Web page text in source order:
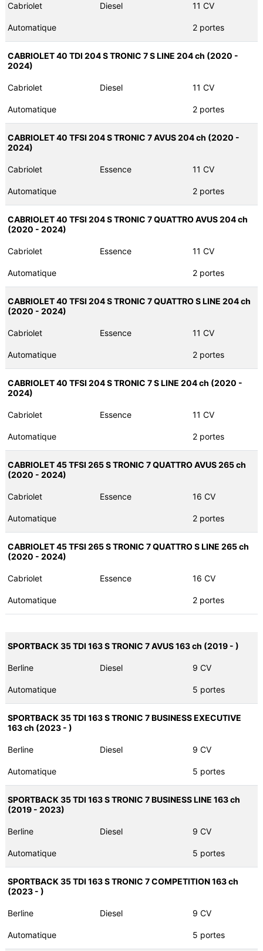
Cabriolet Diesel 11 CV
Automatique 2 portes
CABRIOLET 40 TDI 204 S TRONIC 7 S LINE 204 ch (2020 -
2024)
Cabriolet Diesel 11 CV
Automatique 2 portes
CABRIOLET 40 TFSI 204 S TRONIC 7 AVUS 204 ch (2020 -
2024)
Cabriolet Essence 11 CV
Automatique 2 portes
CABRIOLET 40 TFSI 204 S TRONIC 7 QUATTRO AVUS 204 ch
(2020 - 2024)
Cabriolet Essence 11 CV
Automatique 2 portes
CABRIOLET 40 TFSI 204 S TRONIC 7 QUATTRO S LINE 204 ch
(2020 - 2024)
Cabriolet Essence 11 CV
Automatique 2 portes
CABRIOLET 40 TFSI 204 S TRONIC 7 S LINE 204 ch (2020 -
2024)
Cabriolet Essence 11 CV
Automatique 2 portes
CABRIOLET 45 TFSI 265 S TRONIC 7 QUATTRO AVUS 265 ch
(2020 - 2024)
Cabriolet Essence 16 CV
Automatique 2 portes
CABRIOLET 45 TFSI 265 S TRONIC 7 QUATTRO S LINE 265 ch
(2020 - 2024)
Cabriolet Essence 16 CV
Automatique 2 portes
SPORTBACK 35 TDI 163 S TRONIC 7 AVUS 163 ch (2019 - )
Berline Diesel 9 CV
Automatique 5 portes
SPORTBACK 35 TDI 163 S TRONIC 7 BUSINESS EXECUTIVE
163 ch (2023 - )
Berline Diesel 9 CV
Automatique 5 portes
SPORTBACK 35 TDI 163 S TRONIC 7 BUSINESS LINE 163 ch
(2019 - 2023)
Berline Diesel 9 CV
Automatique 5 portes
SPORTBACK 35 TDI 163 S TRONIC 7 COMPETITION 163 ch
(2023 - )
Berline Diesel 9 CV
Automatique 5 portes